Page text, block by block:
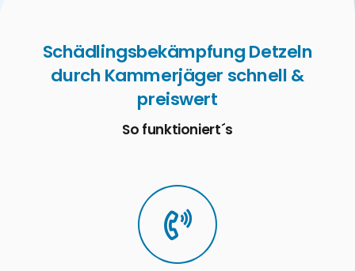
Schädlingsbekämpfung Detzeln
durch Kammerjäger schnell &
preiswert
So funktioniert´s